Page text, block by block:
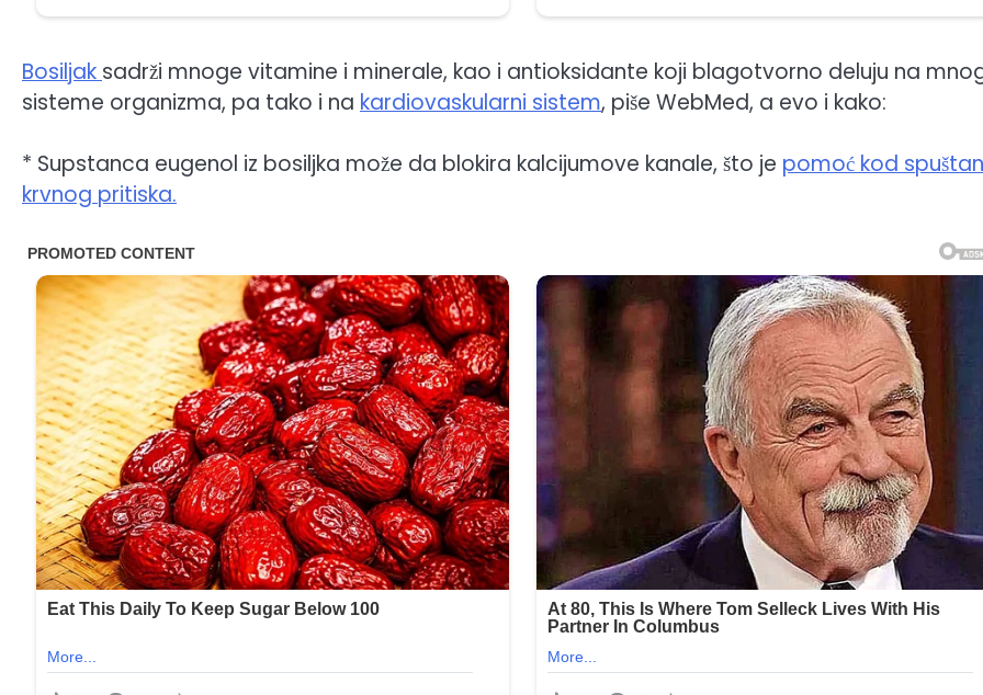
Bosiljak sadrži mnoge vitamine i minerale, kao i antioksidante koji blagotvorno deluju na
sisteme organizma, pa tako i na kardiovaskularni sistem, piše WebMed, a evo i kako:
* Supstanca eugenol iz bosiljka može da blokira kalcijumove kanale, što je pomoć kod
krvnog pritiska.